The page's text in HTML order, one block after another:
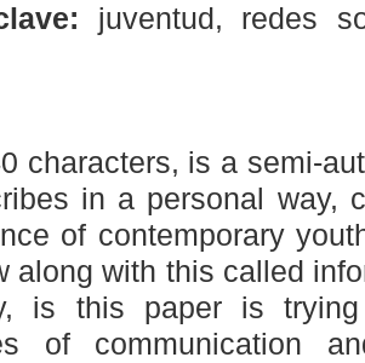
juventud, redes
characters, is a semi-
in a personal way,
of contemporary
along with this called
is this paper is
of communication